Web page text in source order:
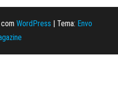
WordPress | Tema: Envo